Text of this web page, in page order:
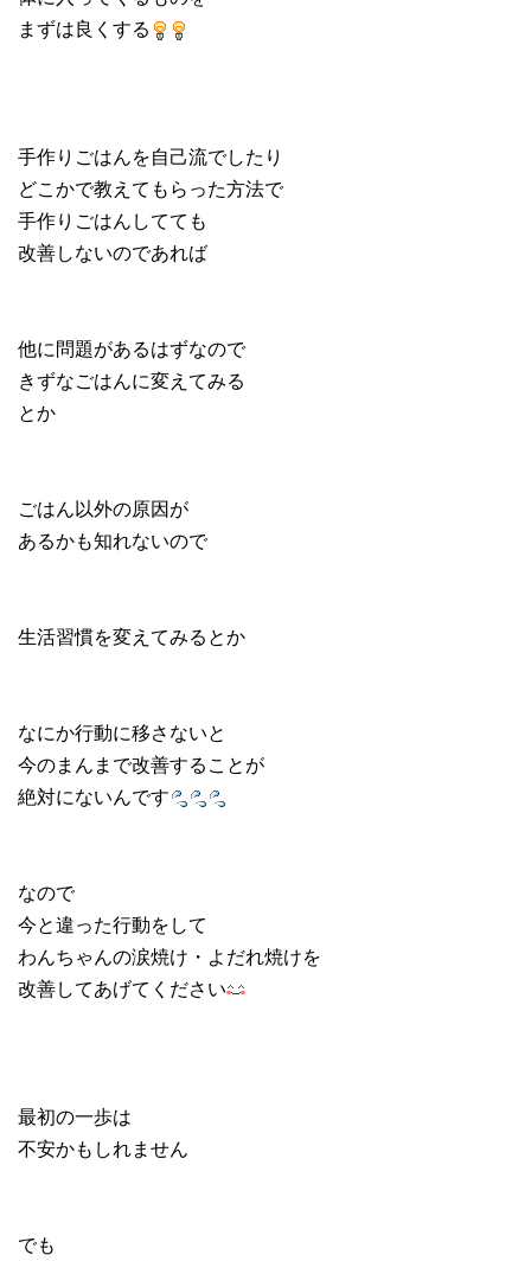
まずは良くする
手作りごはんを自己流でしたり
どこかで教えてもらった方法で
手作りごはんしてても
改善しないのであれば
他に問題があるはずなので
きずなごはんに変えてみる
とか
ごはん以外の原因が
あるかも知れないので
生活習慣を変えてみるとか
なにか行動に移さないと
今のまんまで改善することが
絶対にないんです
なので
今と違った行動をして
わんちゃんの涙焼け・よだれ焼けを
改善してあげてください
最初の一歩は
不安かもしれません
でも